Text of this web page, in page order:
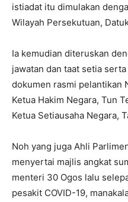
istiadat itu dimulakan
Wilayah Persekutuan,
Ia kemudian diteruskan
jawatan dan taat setia
dokumen rasmi pelantikan
Ketua Hakim Negara, Tun
Ketua Setiausaha Negara,
Noh yang juga Ahli
menyertai majlis angkat
menteri 30 Ogos lalu
pesakit COVID-19,